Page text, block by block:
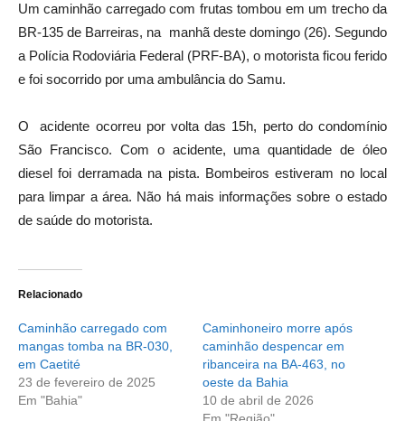
Um caminhão carregado com frutas tombou em um trecho da
BR-135 de Barreiras, na manhã deste domingo (26). Segundo
a Polícia Rodoviária Federal (PRF-BA), o motorista ficou ferido
e foi socorrido por uma ambulância do Samu.
O acidente ocorreu por volta das 15h, perto do condomínio
São Francisco. Com o acidente, uma quantidade de óleo
diesel foi derramada na pista. Bombeiros estiveram no local
para limpar a área. Não há mais informações sobre o estado
de saúde do motorista.
Relacionado
Caminhão carregado com
mangas tomba na BR-030,
em Caetité
23 de fevereiro de 2025
Em "Bahia"
Caminhoneiro morre após
caminhão despencar em
ribanceira na BA-463, no
oeste da Bahia
10 de abril de 2026